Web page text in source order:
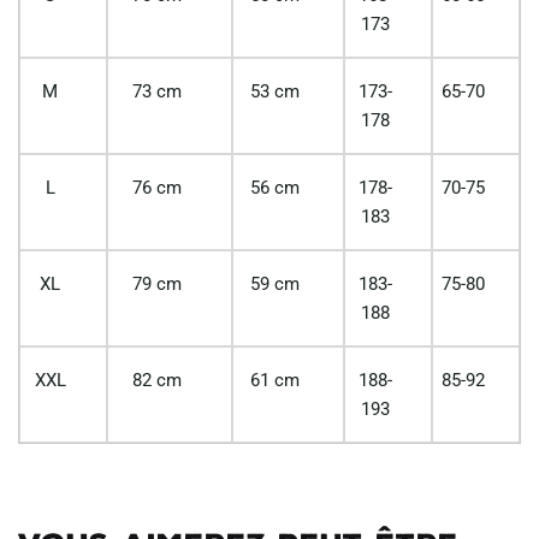
173
M 73 cm 53 cm
173-
178
65-70
L 76 cm 56 cm
178-
183
70-75
XL 79 cm 59 cm
183-
188
75-80
XXL 82 cm 61 cm
188-
193
85-92